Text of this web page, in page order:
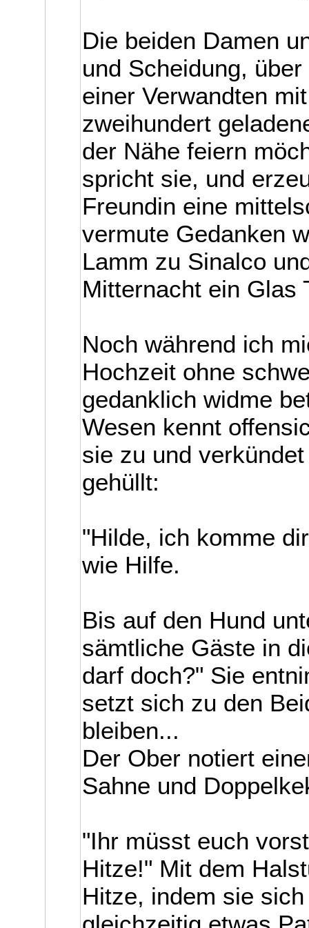
Die beiden Damen
und Scheidung,
einer Verwandten
zweihundert
der Nähe feiern
spricht sie, und
Freundin eine
vermute Gedanken
Lamm zu Sinalco
Mitternacht ein Glas
Noch während ich
Hochzeit ohne
gedanklich widme
Wesen kennt
sie zu und
gehüllt:
"Hilde, ich komme
wie Hilfe.
Bis auf den Hund
sämtliche Gäste in
darf doch?" Sie
setzt sich zu den
bleiben...
Der Ober notiert
Sahne und
"Ihr müsst euch
Hitze!" Mit dem
Hitze, indem sie